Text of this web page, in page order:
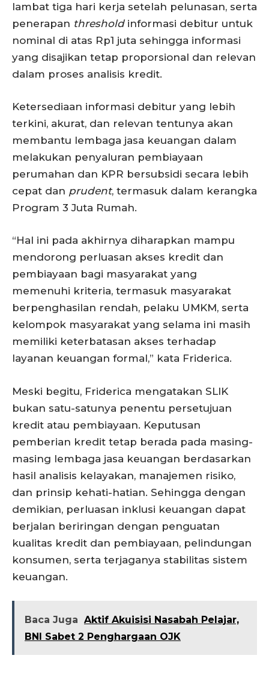
lambat tiga hari kerja setelah pelunasan, serta
penerapan thresholdinformasi debitur untuk
nominal di atas Rp1 juta sehingga informasi
yang disajikan tetap proporsional dan relevan
dalam proses analisis kredit.
Ketersediaan informasi debitur yang lebih
terkini, akurat, dan relevan tentunya akan
membantu lembaga jasa keuangan dalam
melakukan penyaluran pembiayaan
perumahan dan KPR bersubsidi secara lebih
cepat dan prudent, termasuk dalam kerangka
Program 3 Juta Rumah.
“Hal ini pada akhirnya diharapkan mampu
mendorong perluasan akses kredit dan
pembiayaan bagi masyarakat yang
memenuhi kriteria, termasuk masyarakat
berpenghasilan rendah, pelaku UMKM, serta
kelompok masyarakat yang selama ini masih
memiliki keterbatasan akses terhadap
layanan keuangan formal,” kata Friderica.
Meski begitu, Friderica mengatakan SLIK
bukan satu-satunya penentu persetujuan
kredit atau pembiayaan. Keputusan
pemberian kredit tetap berada pada masing-
masing lembaga jasa keuangan berdasarkan
hasil analisis kelayakan, manajemen risiko,
dan prinsip kehati-hatian. Sehingga dengan
demikian, perluasan inklusi keuangan dapat
berjalan beriringan dengan penguatan
kualitas kredit dan pembiayaan, pelindungan
konsumen, serta terjaganya stabilitas sistem
keuangan.
Baca Juga Aktif Akuisisi Nasabah Pelajar,
BNI Sabet 2 Penghargaan OJK